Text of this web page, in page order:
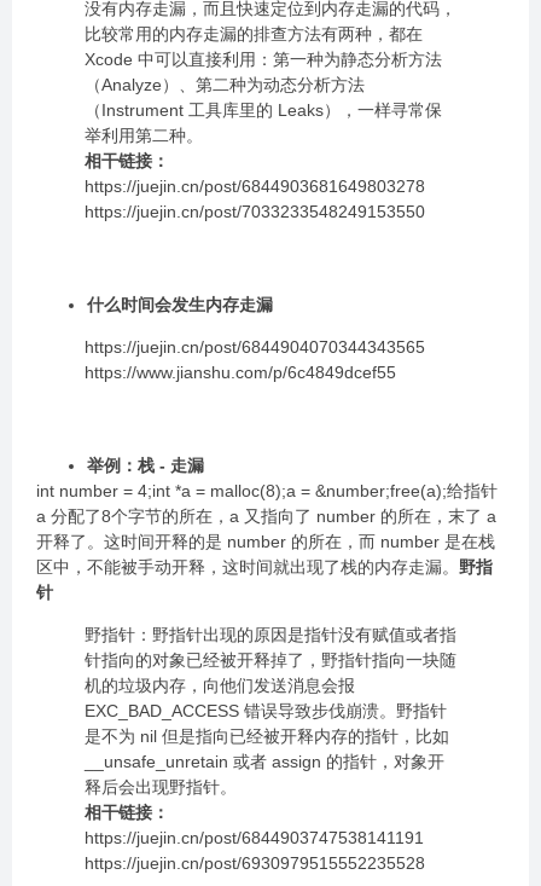
没有内存走漏，而且快速定位到内存走漏的代码，
比较常用的内存走漏的排查方法有两种，都在
Xcode 中可以直接利用：第一种为静态分析方法
（Analyze）、第二种为动态分析方法
（Instrument 工具库里的 Leaks），一样寻常保
举利用第二种。
相干链接：
https://juejin.cn/post/6844903681649803278
https://juejin.cn/post/7033233548249153550
什么时间会发生内存走漏
https://juejin.cn/post/6844904070344343565
https://www.jianshu.com/p/6c4849dcef55
举例：栈 - 走漏
int number = 4;int *a = malloc(8);a = &number;free(a);给指针
a 分配了8个字节的所在，a 又指向了 number 的所在，末了 a
开释了。这时间开释的是 number 的所在，而 number 是在栈
区中，不能被手动开释，这时间就出现了栈的内存走漏。 野指
针
野指针：野指针出现的原因是指针没有赋值或者指
针指向的对象已经被开释掉了，野指针指向一块随
机的垃圾内存，向他们发送消息会报
EXC_BAD_ACCESS 错误导致步伐崩溃。野指针
是不为 nil 但是指向已经被开释内存的指针，比如
__unsafe_unretain 或者 assign 的指针，对象开
释后会出现野指针。
相干链接：
https://juejin.cn/post/6844903747538141191
https://juejin.cn/post/6930979515552235528